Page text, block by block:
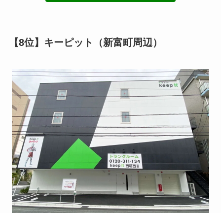
【8位】キーピット（新富町周辺）